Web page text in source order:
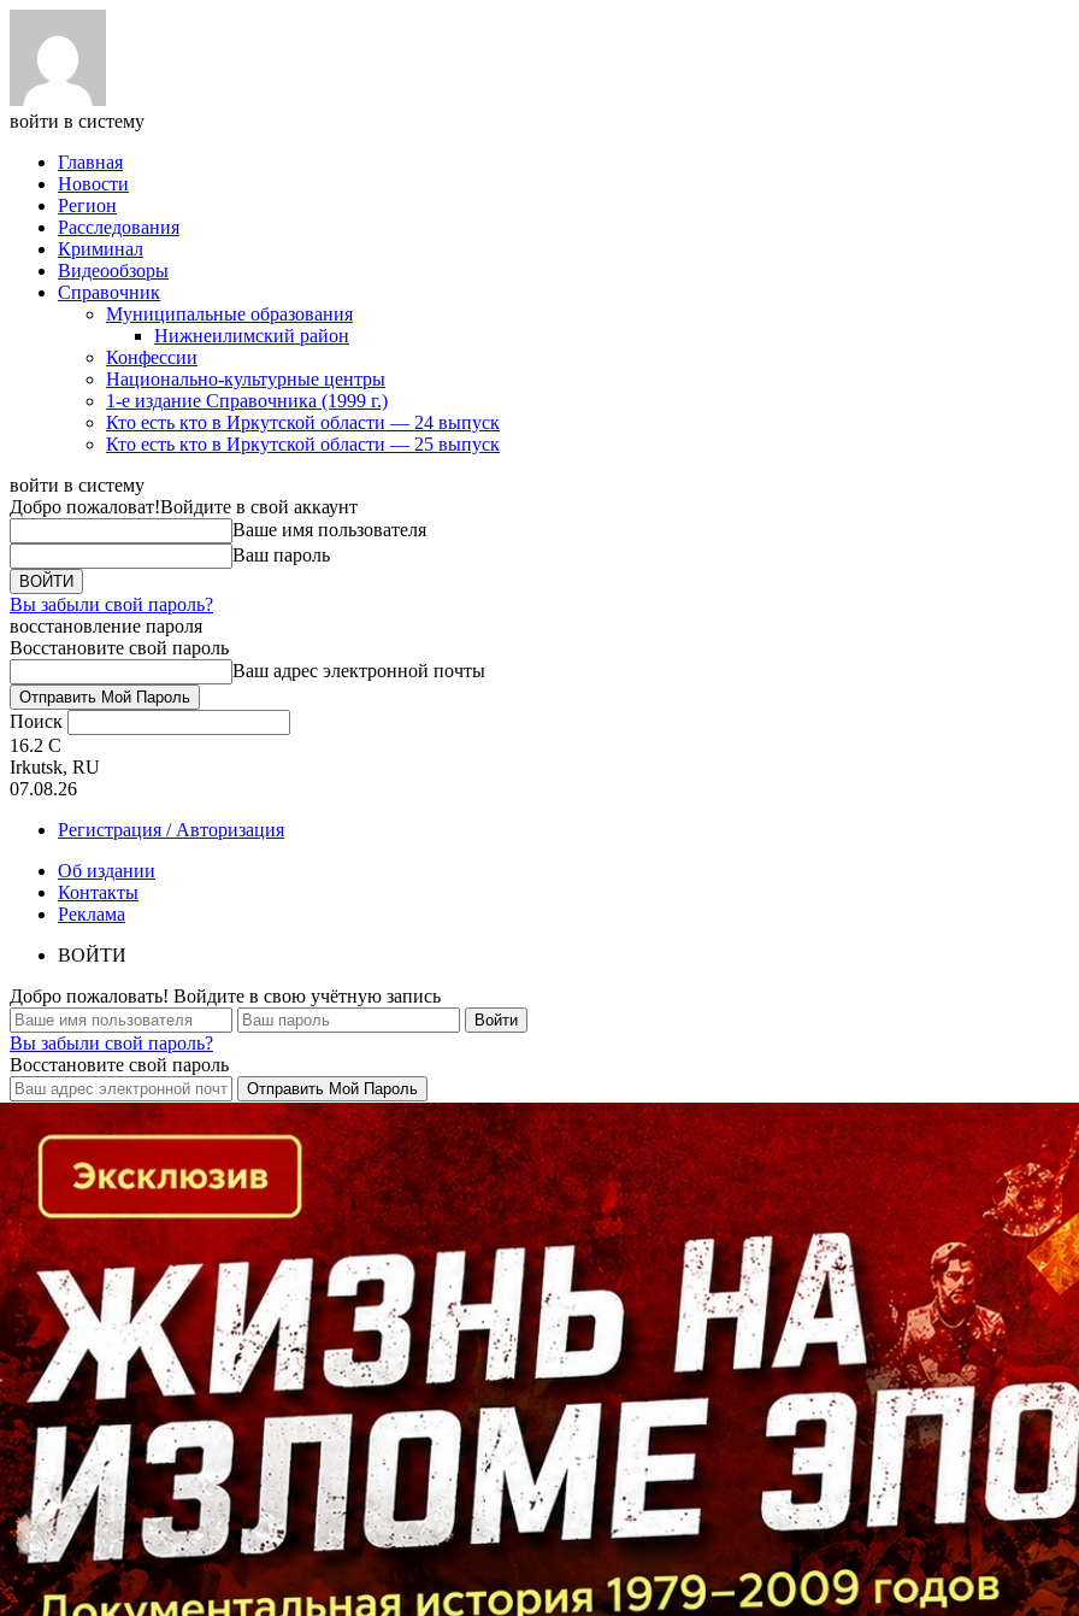
войти в систему
Главная
Новости
Регион
Расследования
Криминал
Видеообзоры
Справочник
Муниципальные образования
Нижнеилимский район
Конфессии
Национально-культурные центры
1-е издание Справочника (1999 г.)
Кто есть кто в Иркутской области — 24 выпуск
Кто есть кто в Иркутской области — 25 выпуск
войти в систему
Добро пожаловат!Войдите в свой аккаунт
Ваше имя пользователя
Ваш пароль
Вы забыли свой пароль?
восстановление пароля
Восстановите свой пароль
Ваш адрес электронной почты
Поиск
16.2 C
Irkutsk, RU
07.08.26
Регистрация / Авторизация
Об издании
Контакты
Реклама
ВОЙТИ
Добро пожаловать! Войдите в свою учётную запись
Вы забыли свой пароль?
Восстановите свой пароль
Кто есть кто в Байкальском регионе